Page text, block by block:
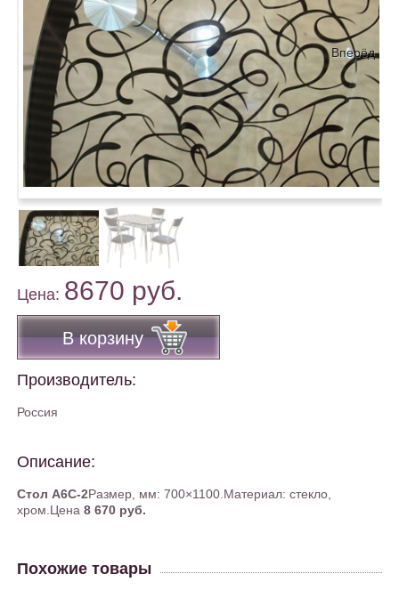
Вперёд
Цена: 8670 руб.
В корзину
Производитель:
Россия
Описание:
Стол А6С-2Размер, мм: 700×1100.Материал: стекло,
хром.Цена 8 670 руб.
Похожие товары